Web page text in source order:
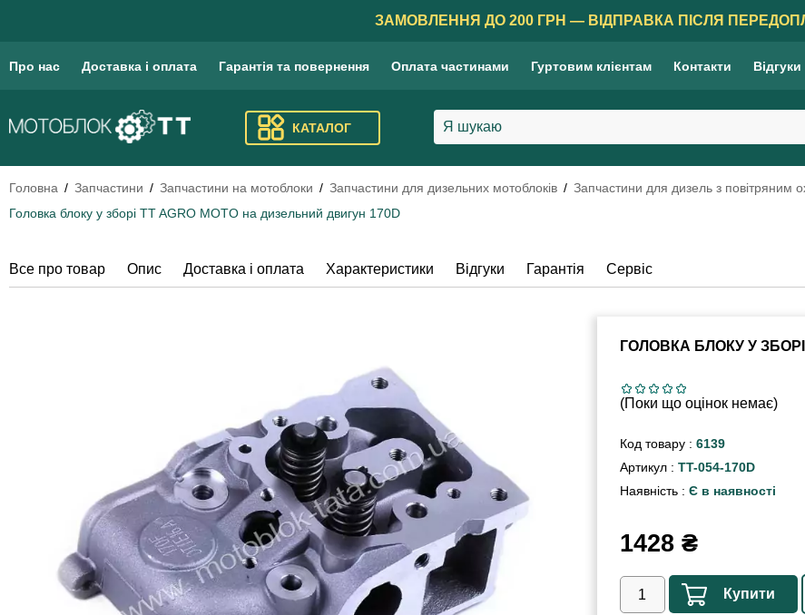
ЗАМОВЛЕННЯ ДО 200 ГРН — ВІДПРАВКА ПІСЛЯ
Про нас Доставка і оплата Гарантія та повернення Оплата частинами Гуртовим клієнтам Контакти Відгуки
КАТАЛОГ
Головна Запчастини Запчастини на мотоблоки Запчастини для дизельних мотоблоків Запчастини для дизель з повітряним
Головка блоку у зборі TT AGRO MOTO на дизельний двигун 170D
Все про товар Опис Доставка і оплата Характеристики Відгуки Гарантія Сервіс
ГОЛОВКА БЛОКУ У
(Поки що оцінок немає)
Код товару : 6139
Артикул : TT-054-170D
Наявність : Є в наявності
1428₴
Купити